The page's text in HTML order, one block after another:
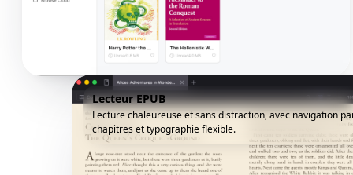
Lecteur EPUB
Lecture chaleureuse et sans distraction, avec navigation
chapitres et typographie flexible.